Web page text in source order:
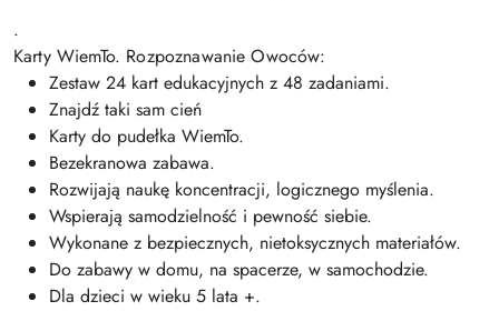
.
Karty WiemTo. Rozpoznawanie Owoców:
Zestaw 24 kart edukacyjnych z 48 zadaniami.
Znajdź taki sam cień
Karty do pudełka WiemTo.
Bezekranowa zabawa.
Rozwijają naukę koncentracji, logicznego myślenia.
Wspierają samodzielność i pewność siebie.
Wykonane z bezpiecznych, nietoksycznych materiałów.
Do zabawy w domu, na spacerze, w samochodzie.
Dla dzieci w wieku 5 lata +.